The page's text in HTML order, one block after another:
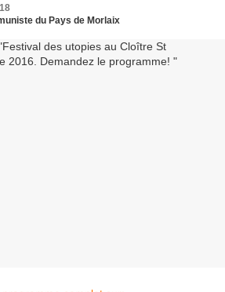
du Pays de Morlaix